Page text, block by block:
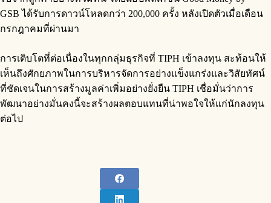
GSB ได้รับการดาวน์โหลดกว่า 200,000 ครั้ง หลังเปิดตัวเมื่อเดือน
กรกฎาคมที่ผ่านมา
การเติบโตที่ต่อเนื่องในทุกกลุ่มธุรกิจที่ TIPH เข้าลงทุน สะท้อนให้
เห็นถึงศักยภาพในการบริหารจัดการอย่างแข็งแกร่งและวิสัยทัศน์
ที่ชัดเจนในการสร้างมูลค่าเพิ่มอย่างยั่งยืน TIPH เชื่อมั่นว่าการ
พัฒนาอย่างมั่นคงนี้จะสร้างผลตอบแทนที่น่าพอใจให้แก่นักลงทุน
ต่อไป